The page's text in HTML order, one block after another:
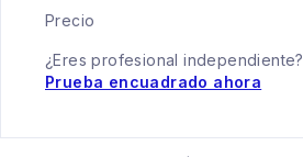
Precio
¿Eres profesional independiente?
Prueba encuadrado ahora